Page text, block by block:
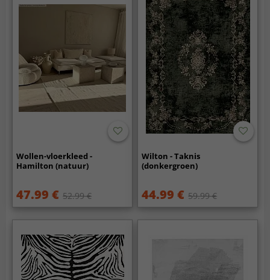
Wollen-vloerkleed -
Hamilton (natuur)
47.99 € 52.99 €
Wilton - Taknis
(donkergroen)
44.99 € 59.99 €